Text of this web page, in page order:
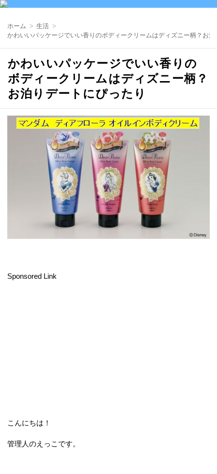
ホーム
生活
かわいいパッケージでいい香りのボディークリームはディズニー柄？お
かわいいパッケージでいい香りの
ボディークリームはディズニー柄？
お泊りデートにぴったり
Sponsored Link
こんにちは！
管理人のえっこです。